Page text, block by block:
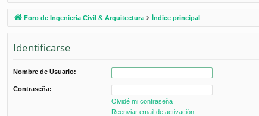
ac
es
rá
Foro de Ingenieria Civil & Arquitectura Índice principal
Identificarse
Nombre de Usuario:
Contraseña:
Olvidé mi contraseña
Reenviar email de activación